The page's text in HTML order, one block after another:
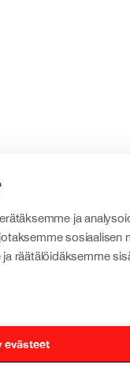
ja
sosiaalisen
räätälöidäksemme
evästeet